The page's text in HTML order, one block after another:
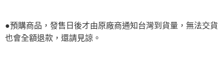
●預購商品，發售日後才由原廠商通知台灣到貨量，無法交貨
也會全額退款，還請見諒。